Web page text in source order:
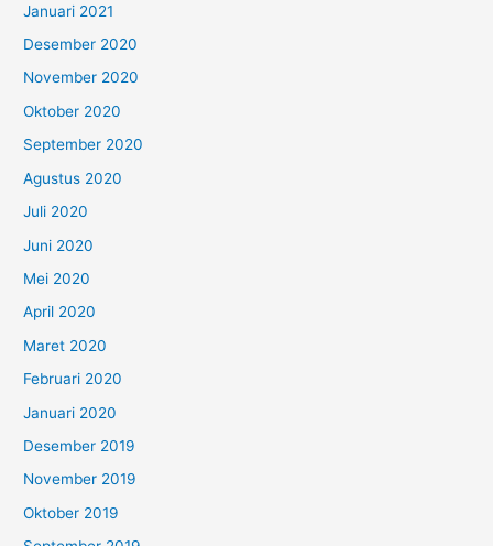
Januari 2021
Desember 2020
November 2020
Oktober 2020
September 2020
Agustus 2020
Juli 2020
Juni 2020
Mei 2020
April 2020
Maret 2020
Februari 2020
Januari 2020
Desember 2019
November 2019
Oktober 2019